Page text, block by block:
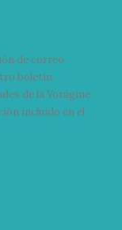
de correo
boletín
de la Vorágine.
incluido en el